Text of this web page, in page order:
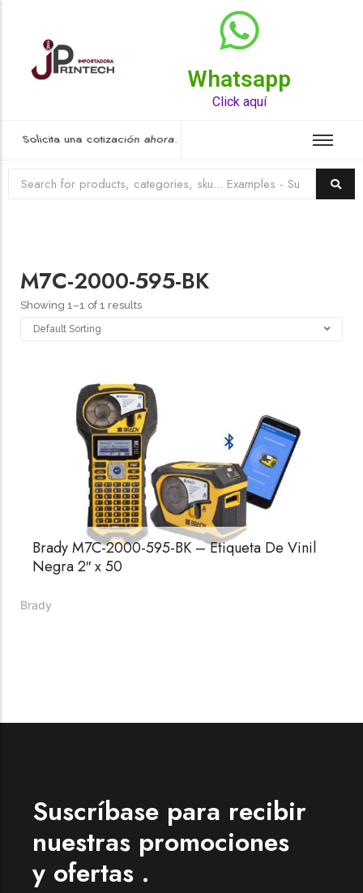
Whatsapp
Click aquí
Solicita una cotización ahora.
Top Rated Product
☆
Raychem HVT-Z-253/353-G – PUNTA
TERMINAL UNIP INT 35KV 2/0-350 MCM
(3UND/KIT)
industriales. Consulte este producto en Jprintech…
Forfeited you engrossed
Especially favourable
Menswear
M7C-2000-595-BK
Showing 1–1 of 1 results
Brady M7C-2000-595-BK – Etiqueta De Vinil
Negra 2″ x 50
Brady
Suscríbase para recibir
nuestras promociones
y ofertas .